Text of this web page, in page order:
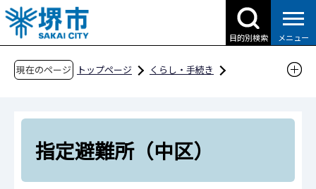
こ
の
ペ
目的別検索 メニュー
現在のページ トップページ
くらし・手続き
避難場所を知る
指定避難所
指定避難所（中区）
指定避難所（中区）